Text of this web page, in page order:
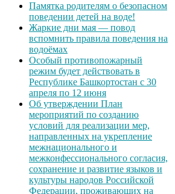
Памятка родителям о безопасном
поведении детей на воде!
Жаркие дни мая — повод
вспомнить правила поведения на
водоёмах
Особый противопожарный
режим будет действовать в
Республике Башкортостан с 30
апреля по 12 июня
Об утверждении План
мероприятий по созданию
условий для реализации мер,
направленных на укрепление
межнационального и
межконфессионального согласия,
сохранение и развитие языков и
культуры народов Российской
Федерации, проживающих на